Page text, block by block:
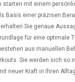
starten mit einem
Basis einer präzisen
Sie genaue
für eine optimale
aus manuellen
Sie werden sich so
neuer Kraft in Ihren